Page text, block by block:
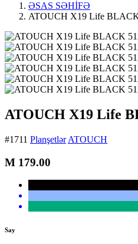
ƏSAS SƏHİFƏ
ATOUCH X19 Life
ATOUCH X19 Life
#1711 Planşetlər ATOUCH
M 179.00
Say